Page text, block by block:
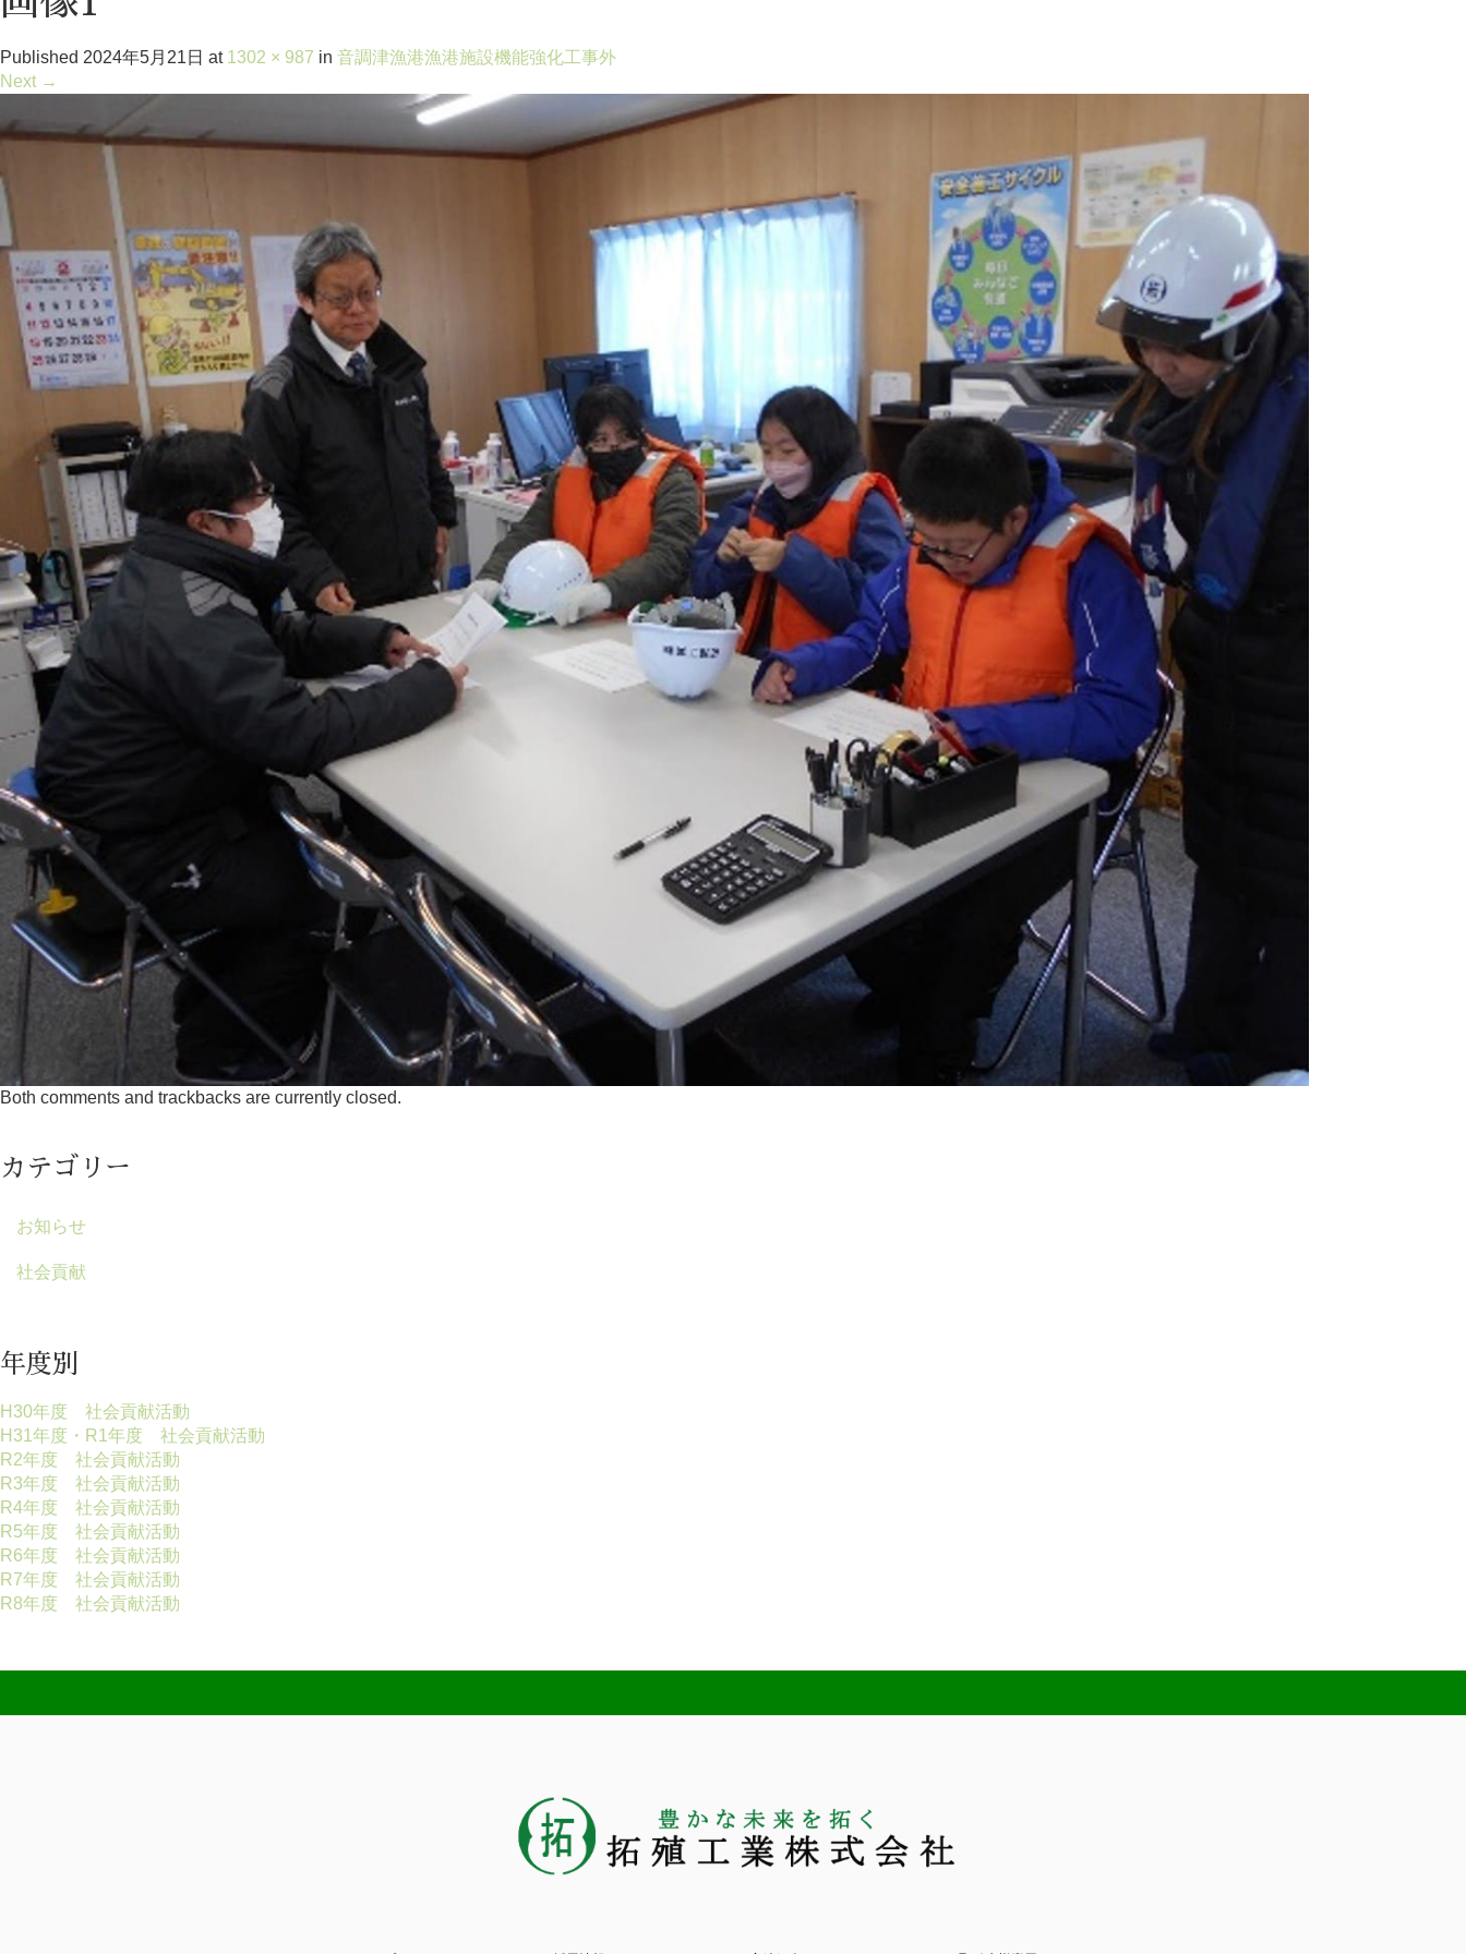
Published 2024年5月21日 at 1302 × 987 in 音調津漁港漁港施設機能強化工事外
Next →
Both comments and trackbacks are currently closed.
カテゴリー
お知らせ
社会貢献
年度別
H30年度 社会貢献活動
H31年度・R1年度 社会貢献活動
R2年度 社会貢献活動
R3年度 社会貢献活動
R4年度 社会貢献活動
R5年度 社会貢献活動
R6年度 社会貢献活動
R7年度 社会貢献活動
R8年度 社会貢献活動